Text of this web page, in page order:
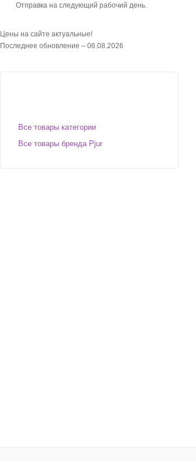
Отправка на следующий рабочий день.
Цены на сайте актуальные!
Последнее обновление – 06.08.2026
Все товары категории
Все товары бренда Pjur